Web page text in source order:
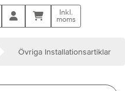
Kundvagn
Inkl.
moms
Övriga Installationsartiklar